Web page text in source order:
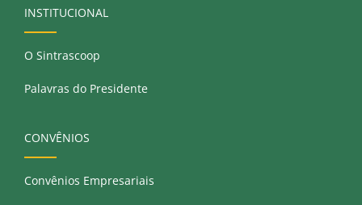
INSTITUCIONAL
O Sintrascoop
Palavras do Presidente
CONVÊNIOS
Convênios Empresariais